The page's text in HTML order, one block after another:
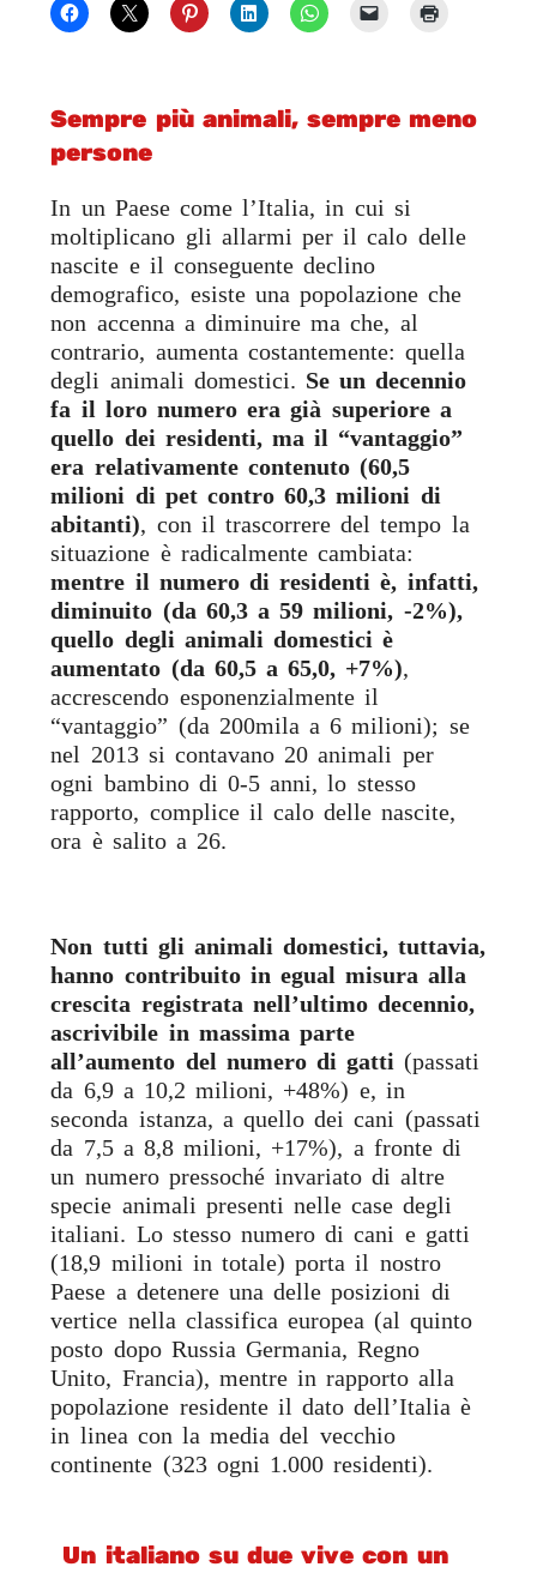
Sempre più animali, sempre meno
persone
In un Paese come l’Italia, in cui si
moltiplicano gli allarmi per il calo delle
nascite e il conseguente declino
demografico, esiste una popolazione che
non accenna a diminuire ma che, al
contrario, aumenta costantemente: quella
degli animali domestici. Se un decennio
fa il loro numero era già superiore a
quello dei residenti, ma il “vantaggio”
era relativamente contenuto (60,5
milioni di pet contro 60,3 milioni di
abitanti), con il trascorrere del tempo la
situazione è radicalmente cambiata:
mentre il numero di residenti è, infatti,
diminuito (da 60,3 a 59 milioni, -2%),
quello degli animali domestici è
aumentato (da 60,5 a 65,0, +7%),
accrescendo esponenzialmente il
“vantaggio” (da 200mila a 6 milioni); se
nel 2013 si contavano 20 animali per
ogni bambino di 0-5 anni, lo stesso
rapporto, complice il calo delle nascite,
ora è salito a 26.
Non tutti gli animali domestici, tuttavia,
hanno contribuito in egual misura alla
crescita registrata nell’ultimo decennio,
ascrivibile in massima parte
all’aumento del numero di gatti (passati
da 6,9 a 10,2 milioni, +48%) e, in
seconda istanza, a quello dei cani (passati
da 7,5 a 8,8 milioni, +17%), a fronte di
un numero pressoché invariato di altre
specie animali presenti nelle case degli
italiani. Lo stesso numero di cani e gatti
(18,9 milioni in totale) porta il nostro
Paese a detenere una delle posizioni di
vertice nella classifica europea (al quinto
posto dopo Russia Germania, Regno
Unito, Francia), mentre in rapporto alla
popolazione residente il dato dell’Italia è
in linea con la media del vecchio
continente (323 ogni 1.000 residenti).
Un italiano su due vive con un